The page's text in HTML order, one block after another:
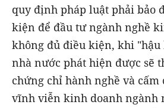
quy định pháp luật phải bảo
kiện để đầu tư ngành nghề
không đủ điều kiện, khi "hậu
nhà nước phát hiện được sẽ
chứng chỉ hành nghề và cấm
vĩnh viễn kinh doanh ngành